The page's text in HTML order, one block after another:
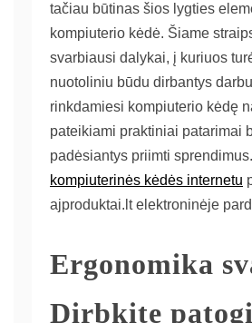
tačiau būtinas šios lygties
kompiuterio kėdė. Šiame
svarbiausi dalykai, į kuriuos
nuotoliniu būdu dirbantys
rinkdamiesi kompiuterio kėdę
pateikiami praktiniai patarimai
padėsiantys priimti
kompiuterinės kėdės internetu
ajproduktai.lt elektroninėje
Ergonomika
Dirbkite